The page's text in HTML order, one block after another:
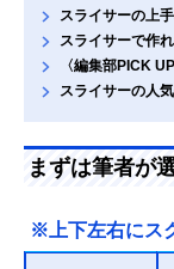
スライサーの上
スライサーで作
〈編集部PICK
スライサーの人
まずは筆者が
※上下左右にス